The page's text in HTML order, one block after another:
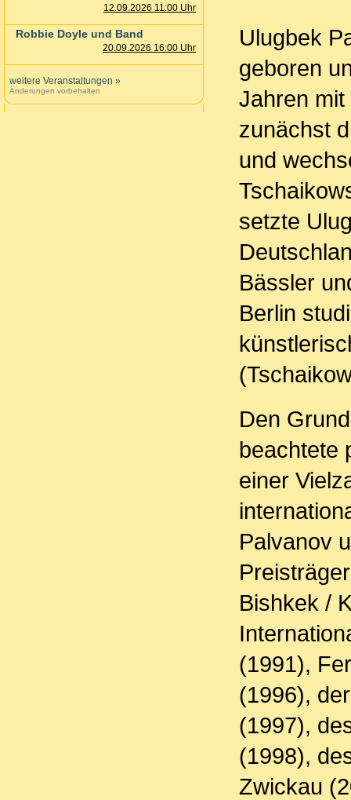
12.09.2026 11:00 Uhr
Robbie Doyle und Band
20.09.2026 16:00 Uhr
weitere Veranstaltungen »
Änderungen vorbehalten
Ulugbek
geboren
Jahren
zunächst
und
setzte
Bässler
Berlin
Den
beachtete
einer
Palvanov
Bishkek /
(1991),
(1996),
(1997),
(1998),
Zwickau